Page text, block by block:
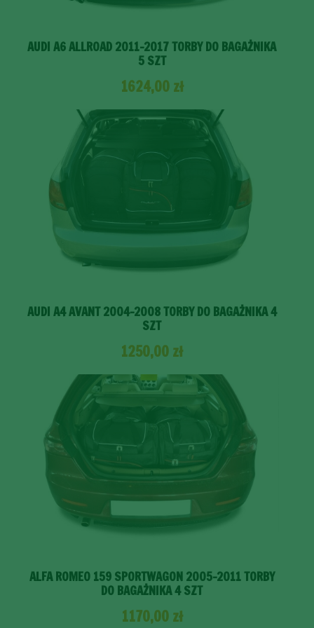
AUDI A6 ALLROAD 2011-2017 TORBY DO BAGAŻNIKA
5 SZT
1624,00 zł
AUDI A4 AVANT 2004-2008 TORBY DO BAGAŻNIKA 4
SZT
1250,00 zł
ALFA ROMEO 159 SPORTWAGON 2005-2011 TORBY
DO BAGAŻNIKA 4 SZT
1170,00 zł